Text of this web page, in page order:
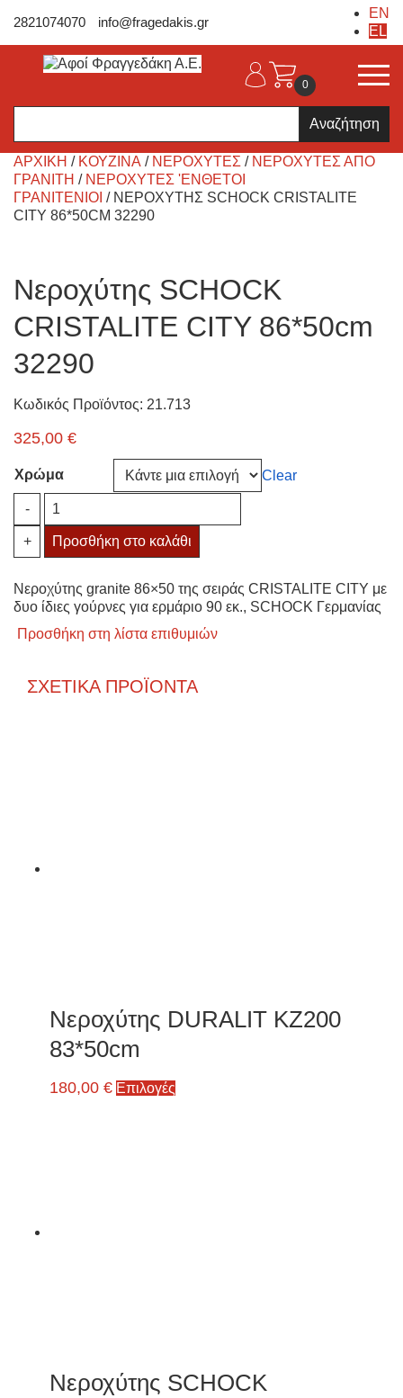
2821074070 info@fragedakis.gr
EN
EL
0
ΑΡΧΙΚΉ / ΚΟΥΖΙΝΑ / ΝΕΡΟΧΎΤΕΣ / ΝΕΡΟΧΎΤΕΣ ΑΠΟ
ΓΡΑΝΊΤΗ / ΝΕΡΟΧΎΤΕΣ 'ΕΝΘΕΤΟΙ
ΓΡΑΝΙΤΈΝΙΟΙ / ΝΕΡΟΧΎΤΗΣ SCHOCK CRISTALITE
CITY 86*50CM 32290
Νεροχύτης SCHOCK
CRISTALITE CITY 86*50cm
32290
Κωδικός Προϊόντος: 21.713
325,00 €
Χρώμα Clear
-
Νεροχύτης
SCHOCK
CRISTALITE
CITY
32290
quantity
+ Προσθήκη στο καλάθι
Νεροχύτης granite 86×50 της σειράς CRISTALITE CITY με
δυο ίδιες γούρνες για ερμάριο 90 εκ., SCHOCK Γερμανίας
Προσθήκη στη λίστα επιθυμιών
ΣΧΕΤΙΚΆ ΠΡΟΪΌΝΤΑ
Νεροχύτης DURALIT KZ200
83*50cm
180,00 € Επιλογές
Νεροχύτης SCHOCK